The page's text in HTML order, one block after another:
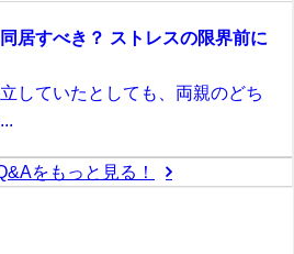
居すべき？ ストレスの限界前に
していたとしても、両親のどち
をもっと見る！